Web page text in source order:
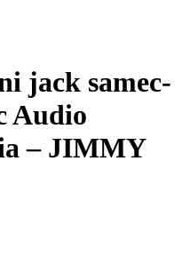
jack samec-
Audio
– JIMMY